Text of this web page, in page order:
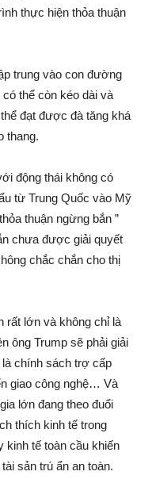
thực hiện thỏa thuận
trung vào con đường
có thể còn kéo dài và
đạt được đà tăng khá
thang.
động thái không có
từ Trung Quốc vào Mỹ
thuận ngừng bắn ”
chưa được giải quyết
chắc chắn cho thị
rất lớn và không chỉ là
ông Trump sẽ phải giải
chính sách trợ cấp
giao công nghệ… Và
lớn đang theo đuổi
thích kinh tế trong
kinh tế toàn cầu khiến
sản trú ẩn an toàn.